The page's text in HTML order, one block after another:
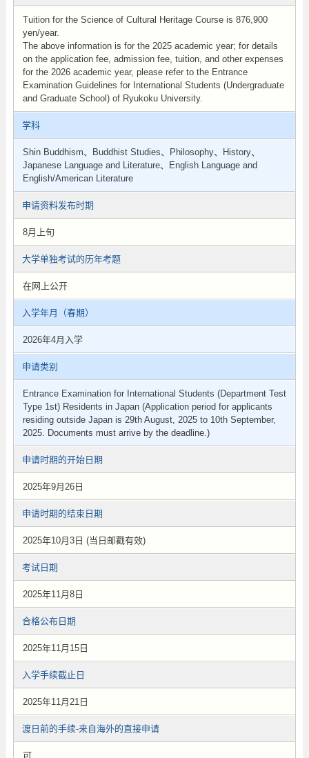
Tuition for the Science of Cultural Heritage Course is 876,900
yen/year.
The above information is for the 2025 academic year; for details
on the application fee, admission fee, tuition, and other expenses
for the 2026 academic year, please refer to the Entrance
Examination Guidelines for International Students (Undergraduate
and Graduate School) of Ryukoku University.
学科
Shin Buddhism、Buddhist Studies、Philosophy、History、
Japanese Language and Literature、English Language and
English/American Literature
申请资料发布时期
8月上旬
大学单独考试的历年考题
在网上公开
入学年月（春期）
2026年4月入学
申请类别
Entrance Examination for International Students (Department Test
Type 1st) Residents in Japan (Application period for applicants
residing outside Japan is 29th August, 2025 to 10th September,
2025. Documents must arrive by the deadline.)
申请时期的开始日期
2025年9月26日
申请时期的结束日期
2025年10月3日 (当日邮戳有效)
考试日期
2025年11月8日
合格公布日期
2025年11月15日
入学手续截止日
2025年11月21日
渡日前的手续-来自海外的直接申请
可